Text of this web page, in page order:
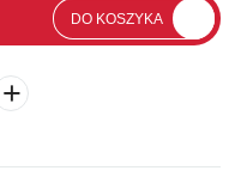
DO KOSZYKA
+